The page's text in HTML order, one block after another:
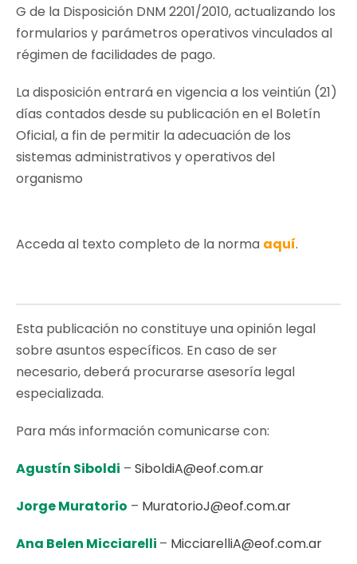
G de la Disposición DNM 2201/2010, actualizando los
formularios y parámetros operativos vinculados al
régimen de facilidades de pago.
La disposición entrará en vigencia a los veintiún (21)
días contados desde su publicación en el Boletín
Oficial, a fin de permitir la adecuación de los
sistemas administrativos y operativos del
organismo
Acceda al texto completo de la norma aquí.
Esta publicación no constituye una opinión legal
sobre asuntos específicos. En caso de ser
necesario, deberá procurarse asesoría legal
especializada.
Para más información comunicarse con:
Agustín Siboldi – SiboldiA@eof.com.ar
Jorge Muratorio – MuratorioJ@eof.com.ar
Ana Belen Micciarelli – MicciarelliA@eof.com.ar